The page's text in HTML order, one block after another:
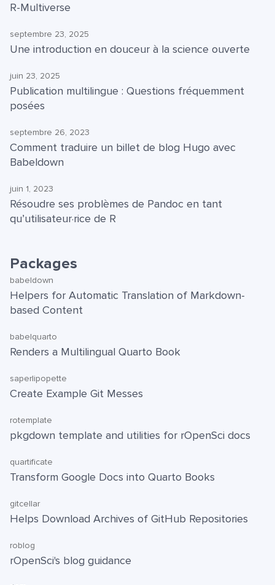
R-Multiverse
septembre 23, 2025
Une introduction en douceur à la science ouverte
juin 23, 2025
Publication multilingue : Questions fréquemment
posées
septembre 26, 2023
Comment traduire un billet de blog Hugo avec
Babeldown
juin 1, 2023
Résoudre ses problèmes de Pandoc en tant
qu’utilisateur·rice de R
Packages
babeldown
Helpers for Automatic Translation of Markdown-
based Content
babelquarto
Renders a Multilingual Quarto Book
saperlipopette
Create Example Git Messes
rotemplate
pkgdown template and utilities for rOpenSci docs
quartificate
Transform Google Docs into Quarto Books
gitcellar
Helps Download Archives of GitHub Repositories
roblog
rOpenSci's blog guidance